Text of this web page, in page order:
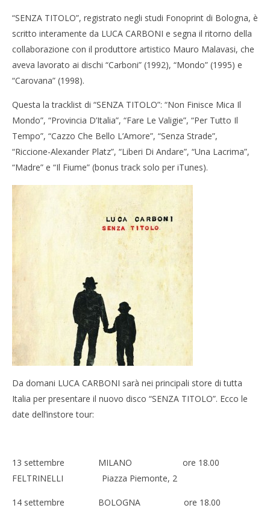
“SENZA TITOLO”, registrato negli studi Fonoprint di Bologna, è
scritto interamente da LUCA CARBONI e segna il ritorno della
collaborazione con il produttore artistico Mauro Malavasi, che
aveva lavorato ai dischi “Carboni” (1992), “Mondo” (1995) e
“Carovana” (1998).
Questa la tracklist di “SENZA TITOLO”: “Non Finisce Mica Il
Mondo”, “Provincia D’Italia”, “Fare Le Valigie”, “Per Tutto Il
Tempo”, “Cazzo Che Bello L’Amore”, “Senza Strade”,
“Riccione-Alexander Platz”, “Liberi Di Andare”, “Una Lacrima”,
“Madre” e “Il Fiume” (bonus track solo per iTunes).
Da domani LUCA CARBONI sarà nei principali store di tutta
Italia per presentare il nuovo disco “SENZA TITOLO”. Ecco le
date dell’instore tour:
13 settembre MILANO ore 18.00
FELTRINELLI Piazza Piemonte, 2
14 settembre BOLOGNA ore 18.00